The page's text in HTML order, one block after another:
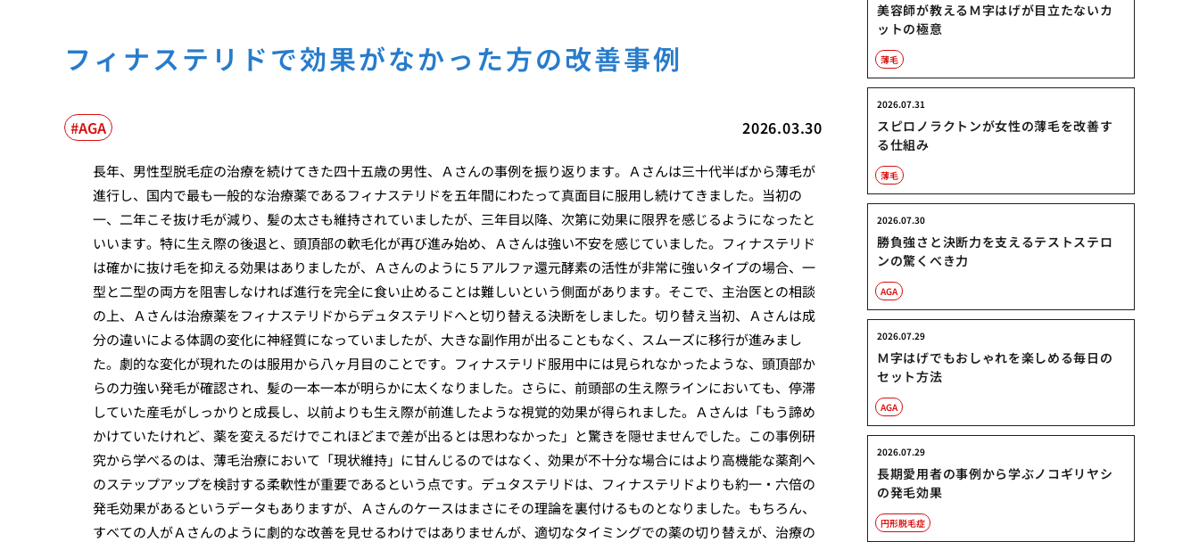
フィナステリドで効果がなかった方の改善事例
2026.03.30
AGA
長年、男性型脱毛症の治療を続けてきた四十五歳の男性、Ａさんの事例を振り返ります。Ａさんは三十代半ばから薄毛が
進行し、国内で最も一般的な治療薬であるフィナステリドを五年間にわたって真面目に服用し続けてきました。当初の
一、二年こそ抜け毛が減り、髪の太さも維持されていましたが、三年目以降、次第に効果に限界を感じるようになったと
いいます。特に生え際の後退と、頭頂部の軟毛化が再び進み始め、Ａさんは強い不安を感じていました。フィナステリド
は確かに抜け毛を抑える効果はありましたが、Ａさんのように５アルファ還元酵素の活性が非常に強いタイプの場合、一
型と二型の両方を阻害しなければ進行を完全に食い止めることは難しいという側面があります。そこで、主治医との相談
の上、Ａさんは治療薬をフィナステリドからデュタステリドへと切り替える決断をしました。切り替え当初、Ａさんは成
分の違いによる体調の変化に神経質になっていましたが、大きな副作用が出ることもなく、スムーズに移行が進みまし
た。劇的な変化が現れたのは服用から八ヶ月目のことです。フィナステリド服用中には見られなかったような、頭頂部か
らの力強い発毛が確認され、髪の一本一本が明らかに太くなりました。さらに、前頭部の生え際ラインにおいても、停滞
していた産毛がしっかりと成長し、以前よりも生え際が前進したような視覚的効果が得られました。Ａさんは「もう諦め
かけていたけれど、薬を変えるだけでこれほどまで差が出るとは思わなかった」と驚きを隠せませんでした。この事例研
究から学べるのは、薄毛治療において「現状維持」に甘んじるのではなく、効果が不十分な場合にはより高機能な薬剤へ
のステップアップを検討する柔軟性が重要であるという点です。デュタステリドは、フィナステリドよりも約一・六倍の
発毛効果があるというデータもありますが、Ａさんのケースはまさにその理論を裏付けるものとなりました。もちろん、
すべての人がＡさんのように劇的な改善を見せるわけではありませんが、適切なタイミングでの薬の切り替えが、治療の
美容師が教えるＭ字はげが目立たないカ
ットの極意
薄毛
スピロノラクトンが女性の薄毛を改善す
る仕組み
2026.07.31
薄毛
勝負強さと決断力を支えるテストステロ
ンの驚くべき力
2026.07.30
AGA
Ｍ字はげでもおしゃれを楽しめる毎日の
セット方法
2026.07.29
AGA
長期愛用者の事例から学ぶノコギリヤシ
の発毛効果
2026.07.29
円形脱毛症